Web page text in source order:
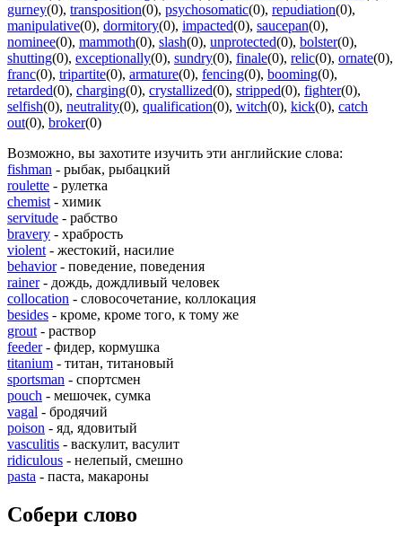
gurney(0), transposition(0), psychosomatic(0), repudiation(0),
manipulative(0), dormitory(0), impacted(0), saucepan(0),
nominee(0), mammoth(0), slash(0), unprotected(0), bolster(0),
shutting(0), exceptionally(0), sundry(0), finale(0), relic(0), ornate(0),
franc(0), tripartite(0), armature(0), fencing(0), booming(0),
retarded(0), charging(0), crystallized(0), stripped(0), fighter(0),
selfish(0), neutrality(0), qualification(0), witch(0), kick(0), catch
out(0), broker(0)
Возможно, вы захотите изучить эти английские слова:
fishman - рыбак, рыбацкий
roulette - рулетка
chemist - химик
servitude - рабство
bravery - храбрость
violent - жестокий, насилие
behavior- поведение, поведения
rainer- дождь, дождливый человек
collocation - словосочетание, коллокация
besides - кроме, кроме того, к тому же
grout - раствор
feeder- фидер, кормушка
titanium - титан, титановый
sportsman - спортсмен
pouch - мешочек, сумка
vagal - бродячий
poison - яд, ядовитый
vasculitis - васкулит, васулит
ridiculous - нелепый, смешно
pasta - паста, макароны
Собери слово